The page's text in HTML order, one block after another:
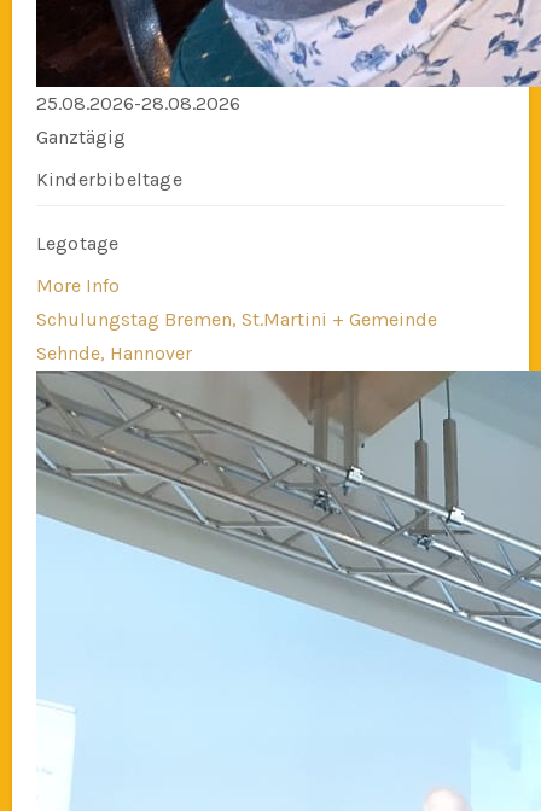
25.08.2026-28.08.2026
Ganztägig
Kinderbibeltage
Legotage
More Info
Schulungstag Bremen, St.Martini + Gemeinde
Sehnde, Hannover